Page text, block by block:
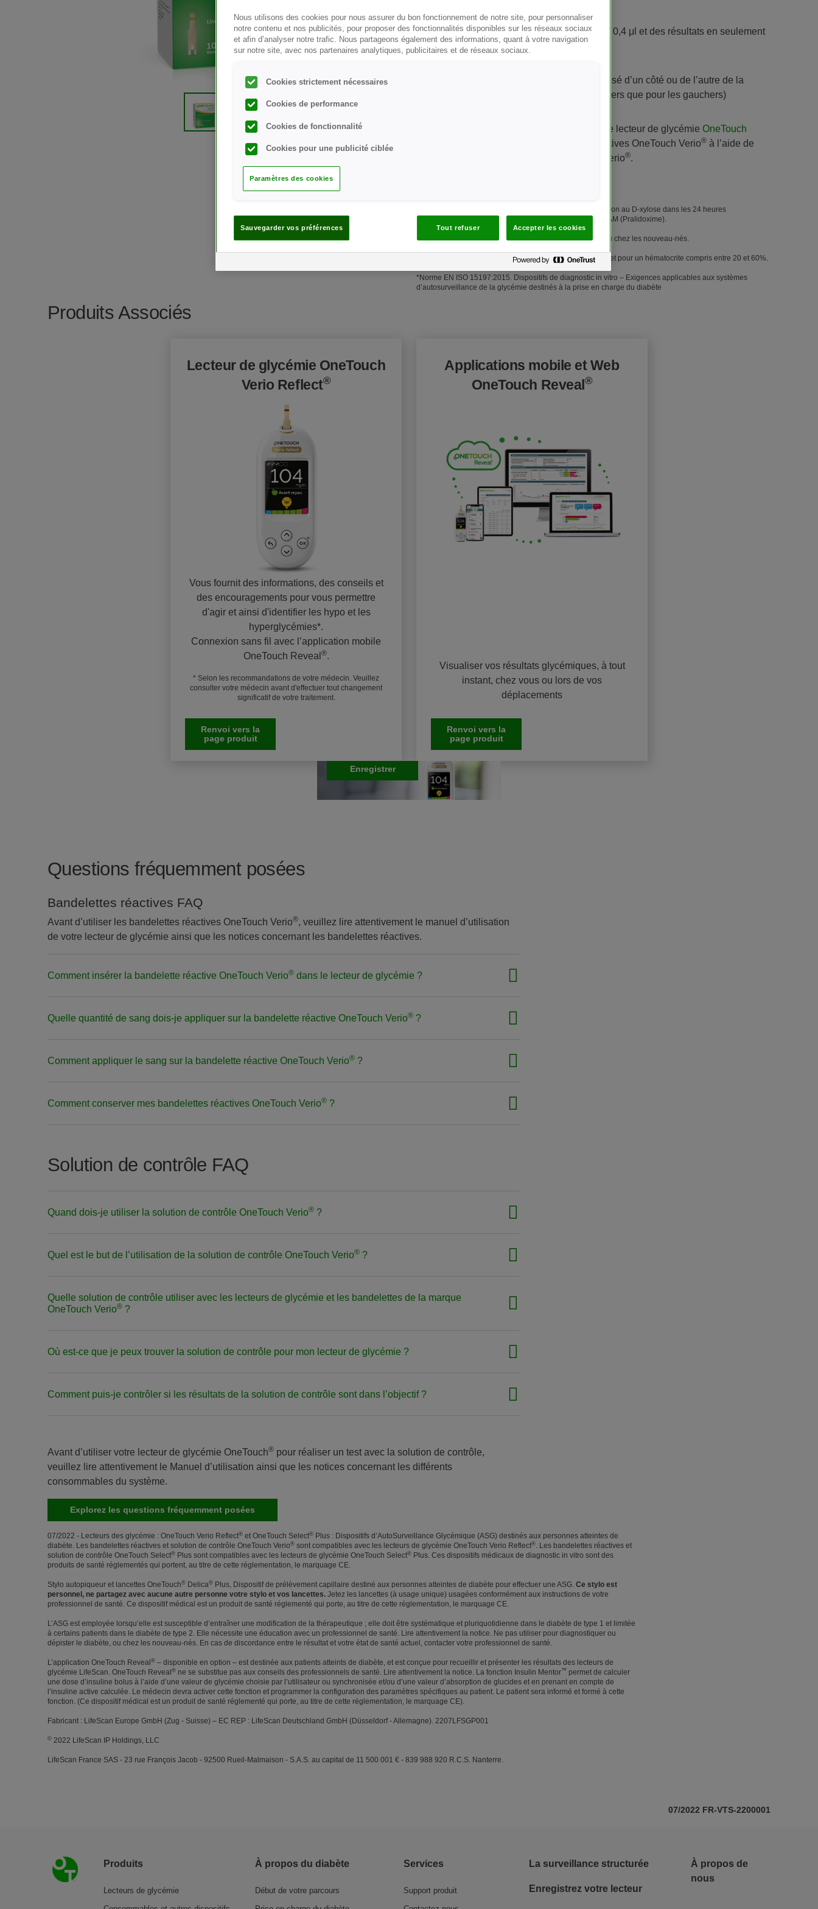
Image Faible quantité de sang nécessaire de 0,4 μl et des résultats en seulement
5 secondes.
Échantillon sanguin qui peut être déposé d’un côté ou de l’autre de la
bandelette (pratique tant pour les droitiers que pour les gauchers)
Vérifiez le bon fonctionnement de votre lecteur de glycémie OneTouch
et des bandelettes réactives OneTouch Verio® à l’aide de
nos solutions de contrôle OneTouch Verio®.
Ne pas utiliser chez les patients ayant fait un test d’absorption au D-xylose dans les 24 heures
précédentes, et/ou en présence établie ou présumée de PAM (Pralidoxime).
Ne pas utiliser pour diagnostiquer ou dépister le diabète ou chez les nouveau-nés.
Utilisable pour un intervalle de mesure de 20 à 600 mg/dL et pour un hématocrite compris entre 20 et 60%.
*Norme EN ISO 15197:2015. Dispositifs de diagnostic in vitro – Exigences applicables aux systèmes
d’autosurveillance de la glycémie destinés à la prise en charge du diabète
Produits Associés
Lecteur de glycémie OneTouch
Verio Reflect®
Vous fournit des informations, des conseils et
des encouragements pour vous permettre
d'agir et ainsi d'identifier les hypo et les
hyperglycémies*.
Connexion sans fil avec l’application mobile
OneTouch Reveal ®​.
* Selon les recommandations de votre médecin. Veuillez
consulter votre médecin avant d'effectuer tout changement
significatif de votre traitement.
Renvoi vers la
page produit
Applications mobile et Web
OneTouch Reveal®
Visualiser vos résultats glycémiques, à tout
instant, chez vous ou lors de vos
déplacements
Renvoi vers la
page produit
de glycémie
Nous pouvons vous
personnalisé pour
diabète. Selon les
recommandations de
Enregistrer
Questions fréquemment posées
Bandelettes réactives FAQ
Avant d’utiliser les bandelettes réactives OneTouch Verio®, veuillez lire attentivement le manuel d’utilisation
de votre lecteur de glycémie ainsi que les notices concernant les bandelettes réactives.
Comment insérer la bandelette réactive OneTouch Verio® dans le lecteur de glycémie ?
Quelle quantité de sang dois-je appliquer sur la bandelette réactive OneTouch Verio® ?
Comment appliquer le sang sur la bandelette réactive OneTouch Verio® ?
Comment conserver mes bandelettes réactives OneTouch Verio® ?
Solution de contrôle FAQ
Quand dois-je utiliser la solution de contrôle OneTouch Verio® ?
Quel est le but de l’utilisation de la solution de contrôle OneTouch Verio® ?
Quelle solution de contrôle utiliser avec les lecteurs de glycémie et les bandelettes de la marque
OneTouch Verio® ?
Où est-ce que je peux trouver la solution de contrôle pour mon lecteur de glycémie ?
Comment puis-je contrôler si les résultats de la solution de contrôle sont dans l’objectif ?
Avant d’utiliser votre lecteur de glycémie OneTouch® pour réaliser un test avec la solution de contrôle,
veuillez lire attentivement le Manuel d’utilisation ainsi que les notices concernant les différents
consommables du système.
Explorez les questions fréquemment posées
07/2022 - Lecteurs des glycémie : OneTouch Verio Reflect® et OneTouch Select® Plus : Dispositifs d’AutoSurveillance Glycémique (ASG) destinés aux personnes atteintes de
diabète. Les bandelettes réactives et solution de contrôle OneTouch Verio® sont compatibles avec les lecteurs de glycémie OneTouch Verio Reflect®. Les bandelettes réactives et
solution de contrôle OneTouch Select® Plus sont compatibles avec les lecteurs de glycémie OneTouch Select® Plus. Ces dispositifs médicaux de diagnostic in vitro sont des
produits de santé réglementés qui portent, au titre de cette réglementation, le marquage CE.
Stylo autopiqueur et lancettes OneTouch® Delica® Plus, Dispositif de prélèvement capillaire destiné aux personnes atteintes de diabète pour effectuer une ASG. Ce stylo est
personnel, ne partagez avec aucune autre personne votre stylo et vos lancettes. Jetez les lancettes (à usage unique) usagées conformément aux instructions de votre
professionnel de santé. Ce dispositif médical est un produit de santé réglementé qui porte, au titre de cette réglementation, le marquage CE.
L’ASG est employée lorsqu’elle est susceptible d’entraîner une modification de la thérapeutique ; elle doit être systématique et pluriquotidienne dans le diabète de type 1 et limitée
à certains patients dans le diabète de type 2. Elle nécessite une éducation avec un professionnel de santé. Lire attentivement la notice. Ne pas utiliser pour diagnostiquer ou
dépister le diabète, ou chez les nouveau-nés. En cas de discordance entre le résultat et votre état de santé actuel, contacter votre professionnel de santé.
L’application OneTouch Reveal ® – disponible en option – est destinée aux patients atteints de diabète, et est conçue pour recueillir et présenter les résultats des lecteurs de
glycémie LifeScan. OneTouch Reveal ® ne se substitue pas aux conseils des professionnels de santé. Lire attentivement la notice. La fonction Insulin Mentor™ permet de calculer
une dose d’insuline bolus à l’aide d’une valeur de glycémie choisie par l’utilisateur ou synchronisée et/ou d’une valeur d’absorption de glucides et en prenant en compte de
l’insuline active calculée. Le médecin devra activer cette fonction et programmer la configuration des paramètres spécifiques au patient. Le patient sera informé et formé à cette
fonction. (Ce dispositif médical est un produit de santé réglementé qui porte, au titre de cette réglementation, le marquage CE).
Fabricant : LifeScan Europe GmbH (Zug - Suisse) – EC REP : LifeScan Deutschland GmbH (Düsseldorf - Allemagne). 2207LFSGP001
© 2022 LifeScan IP Holdings, LLC
LifeScan France SAS - 23 rue François Jacob - 92500 Rueil-Malmaison - S.A.S. au capital de 11 500 001 € - 839 988 920 R.C.S. Nanterre.
07/2022 FR-VTS-2200001
Pied de pageProduits
Lecteurs de glycémie
À propos du diabète
Début de votre parcours
Services
Support produit
La surveillance structurée
Enregistrez votre lecteur
Footer - Social
À propos de
nous
Nous utilisons des cookies pour nous assurer du bon fonctionnement de notre site, pour personnaliser
notre contenu et nos publicités, pour proposer des fonctionnalités disponibles sur les réseaux sociaux
et afin d’analyser notre trafic. Nous partageons également des informations, quant à votre navigation
sur notre site, avec nos partenaires analytiques, publicitaires et de réseaux sociaux.
Cookies strictement nécessaires
Cookies de performance
Cookies de fonctionnalité
Cookies pour une publicité ciblée
Paramètres des cookies
Sauvegarder vos préférences Tout refuser Accepter les cookies